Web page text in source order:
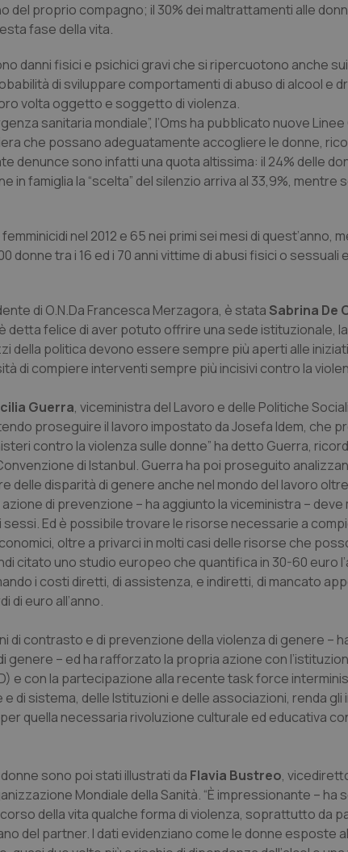
del proprio compagno; il 30% dei maltrattamenti alle
fase della vita.
danni fisici e psichici gravi che si ripercuotono anche
di sviluppare comportamenti di abuso di alcool e
volta oggetto e soggetto di violenza.
sanitaria mondiale”, l’Oms ha pubblicato nuove Linee
che possano adeguatamente accogliere le donne,
denunce sono infatti una quota altissima: il 24% delle
famiglia la “scelta” del silenzio arriva al 33,9%, mentre
nel 2012 e 65 nei primi sei mesi di quest’anno,
donne tra i 16 ed i 70 anni vittime di abusi fisici o sessuali
di O.N.Da Francesca Merzagora, è stata Sabrina De
felice di aver potuto offrire una sede istituzionale,
della politica devono essere sempre più aperti alle
di compiere interventi sempre più incisivi contro la
Guerra, viceministra del Lavoro e delle Politiche
proseguire il lavoro impostato da Josefa Idem, che
contro la violenza sulle donne” ha detto Guerra,
di Istanbul. Guerra ha poi proseguito
delle disparità di genere anche nel mondo del lavoro
di prevenzione – ha aggiunto la viceministra – deve
Ed è possibile trovare le risorse necessarie a
oltre a privarci in molti casi delle risorse che
citato uno studio europeo che quantifica in 30-60 euro
i costi diretti, di assistenza, e indiretti, di mancato
di euro all’anno.
di contrasto e di prevenzione della violenza di genere –
– ed ha rafforzato la propria azione con
e con la partecipazione alla recente task force
di sistema, delle Istituzioni e delle associazioni, renda
quella necessaria rivoluzione culturale ed educativa
sono poi stati illustrati da Flavia Bustreo,
Mondiale della Sanità. “È impressionante –
della vita qualche forma di violenza, soprattutto da
del partner. I dati evidenziano come le donne esposte